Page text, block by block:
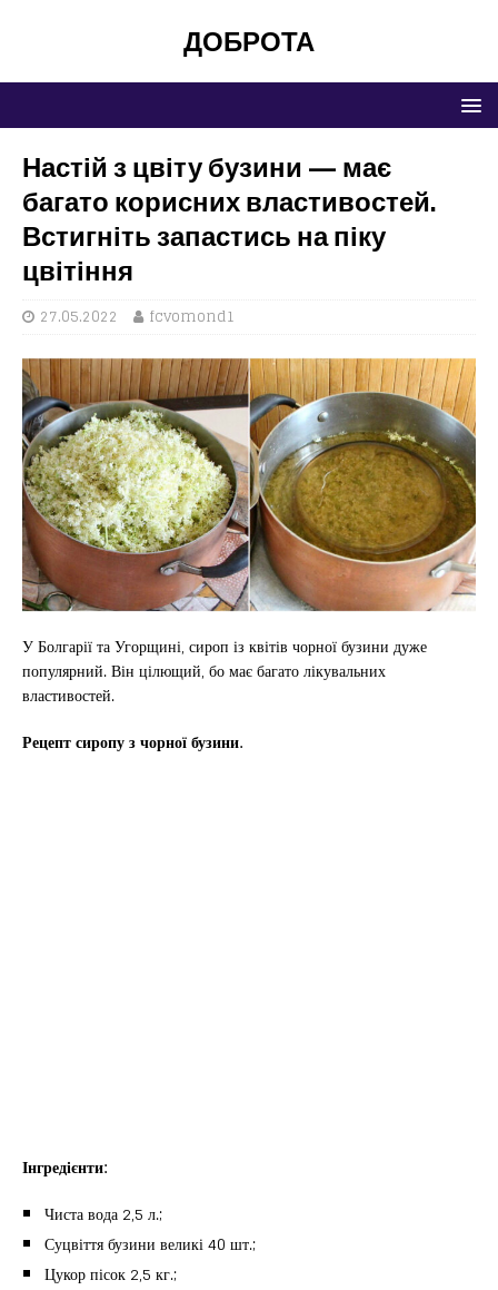
ДОБРОТА
Настій з цвіту бузини — має
багато корисних властивостей.
Встигніть запастись на піку
цвітіння
27.05.2022 fcvomond1
У Болгарії та Угорщині, сироп із квітів чорної бузини дуже
популярний. Він цілющий, бо має багато лікувальних
властивостей.
Рецепт сиропу з чорної бузини.
Інгредієнти:
Чиста вода 2,5 л.;
Суцвіття бузини великі 40 шт.;
Цукор пісок 2,5 кг.;